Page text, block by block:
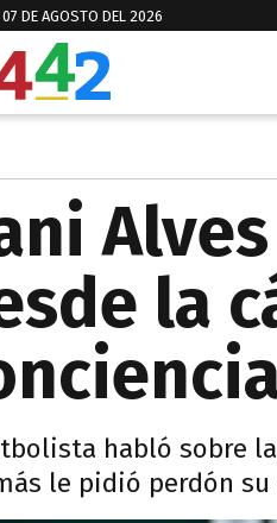
07 DE AGOSTO DEL 2026
la
habló sobre
le pidió perdón su